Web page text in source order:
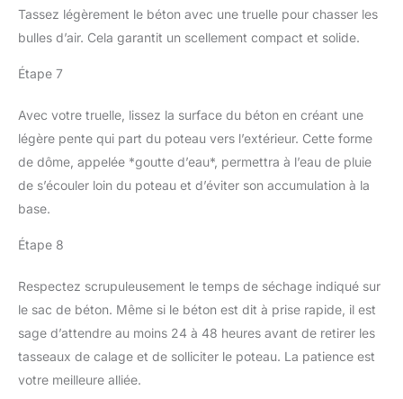
Tassez légèrement le béton avec une truelle pour chasser les
bulles d’air. Cela garantit un scellement compact et solide.
Étape 7
Avec votre truelle, lissez la surface du béton en créant une
légère pente qui part du poteau vers l’extérieur. Cette forme
de dôme, appelée *goutte d’eau*, permettra à l’eau de pluie
de s’écouler loin du poteau et d’éviter son accumulation à la
base.
Étape 8
Respectez scrupuleusement le temps de séchage indiqué sur
le sac de béton. Même si le béton est dit à prise rapide, il est
sage d’attendre au moins 24 à 48 heures avant de retirer les
tasseaux de calage et de solliciter le poteau. La patience est
votre meilleure alliée.